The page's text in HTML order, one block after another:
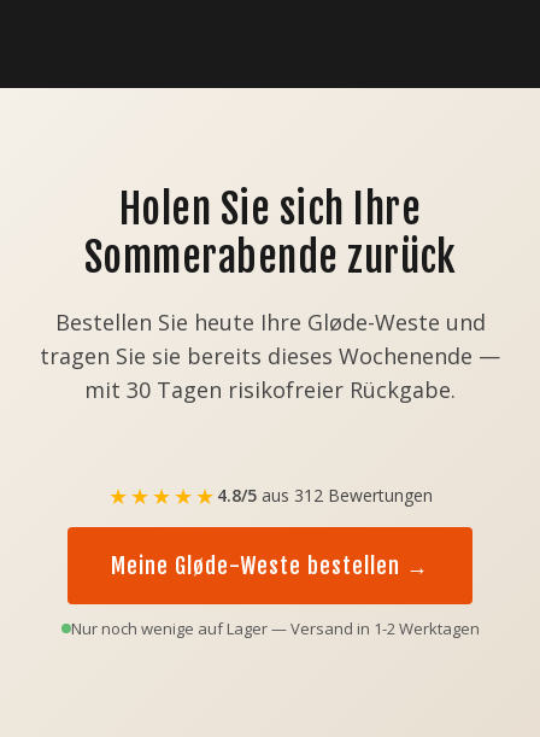
Holen Sie sich Ihre
Sommerabende zurück
Bestellen Sie heute Ihre Gløde-Weste und
tragen Sie sie bereits dieses Wochenende —
mit 30 Tagen risikofreier Rückgabe.
★★★★★ 4.8/5aus 312 Bewertungen
Meine Gløde-Weste bestellen →
Nur noch wenige auf Lager — Versand in 1-2 Werktagen